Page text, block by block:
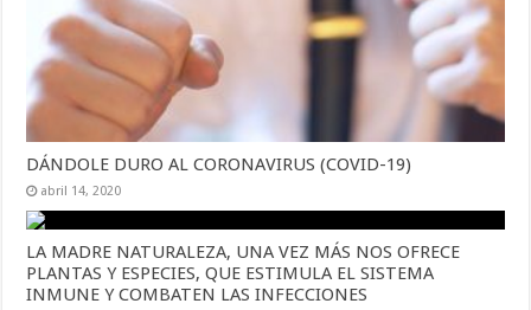
DÁNDOLE DURO AL CORONAVIRUS (COVID-19)
abril 14, 2020
LA MADRE NATURALEZA, UNA VEZ MÁS NOS OFRECE
PLANTAS Y ESPECIES, QUE ESTIMULA EL SISTEMA
INMUNE Y COMBATEN LAS INFECCIONES